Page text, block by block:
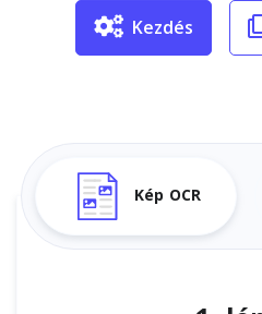
Kezdés
Kép OCR